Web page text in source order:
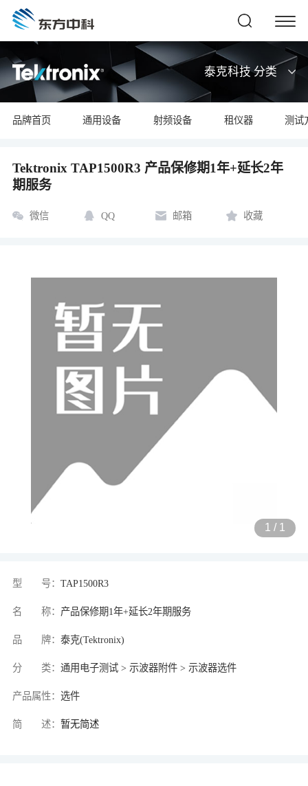
泰克科技 分类
品牌首页 通用设备 射频设备 租仪器 测试
Tektronix TAP1500R3 产品保修期1年+延长2年
期服务
微信 QQ 邮箱 收藏
1 / 1
型 号： TAP1500R3
名 称： 产品保修期1年+延长2年期服务
品 牌： 泰克(Tektronix)
分 类： 通用电子测试 > 示波器附件 > 示波器选件
产品属性： 选件
简 述： 暂无简述